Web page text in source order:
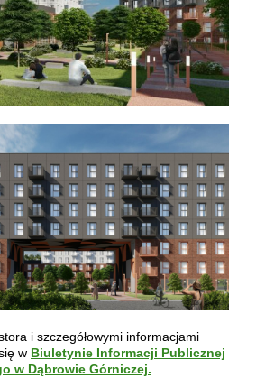
i szczegółowymi informacjami
w Biuletynie Informacji Publicznej
w Dąbrowie Górniczej.